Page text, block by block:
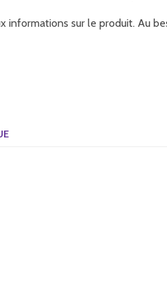
sur le produit. Au